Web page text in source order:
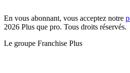
En vous abonnant, vous acceptez notre
2026 Plus que pro. Tous droits réservés.
Le groupe Franchise Plus